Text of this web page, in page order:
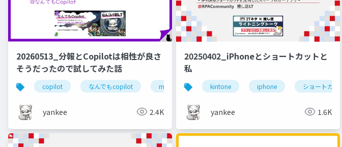
20260513_分報とCopilotは相性が良さ
そうだったので試してみた話
copilot なんでもcopilot microsoft 365 copilot 分報
yankee 2.4K
20250402_iPhoneとショートカットと
私
kintone iphone ショートカット
yankee 1.6K